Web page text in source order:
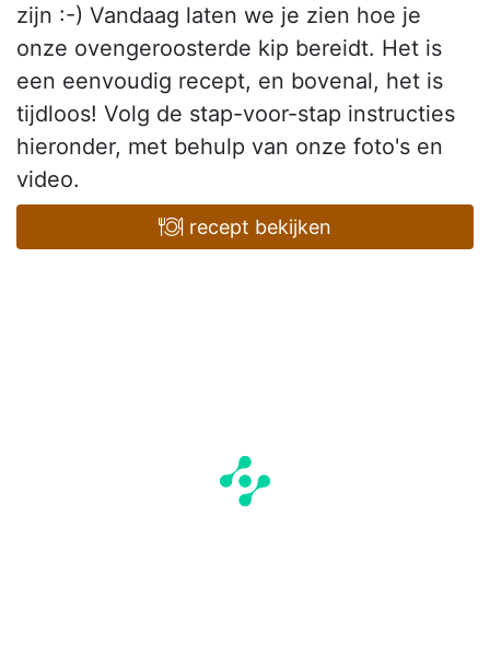
zijn :-) Vandaag laten we je zien hoe je
onze ovengeroosterde kip bereidt. Het is
een eenvoudig recept, en bovenal, het is
tijdloos! Volg de stap-voor-stap instructies
hieronder, met behulp van onze foto's en
video.
recept bekijken